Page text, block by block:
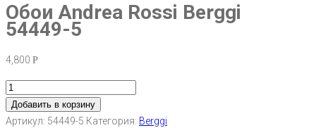
Обои Andrea Rossi Berggi
54449-5
4,800 Р
Добавить в корзину
Артикул: 54449-5 Категория: Berggi